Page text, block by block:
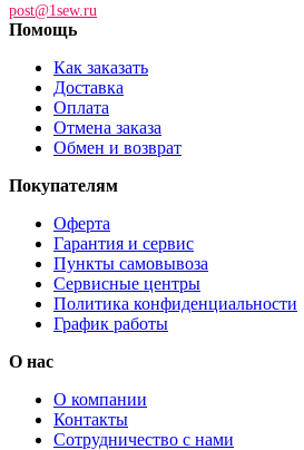
post@1sew.ru
Помощь
Как заказать
Доставка
Оплата
Отмена заказа
Обмен и возврат
Покупателям
Оферта
Гарантия и сервис
Пункты самовывоза
Сервисные центры
Политика конфиденциальности
График работы
О нас
О компании
Контакты
Сотрудничество с нами